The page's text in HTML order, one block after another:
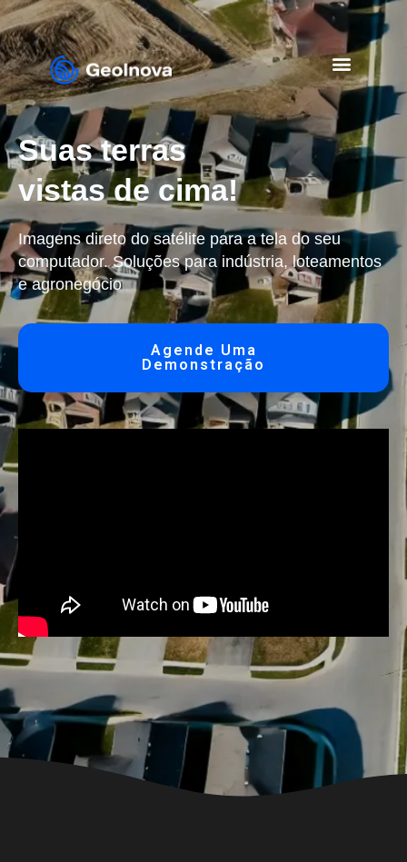
Suas terras
vistas de cima!
Imagens direto do satélite para a tela do seu
computador. Soluções para indústria, loteamentos
e agronegócio
Agende Uma
Demonstração